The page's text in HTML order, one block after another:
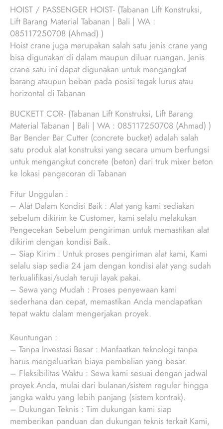
HOIST / PASSENGER HOIST- (Tabanan Lift Konstruksi,
Lift Barang Material Tabanan | Bali | WA :
085117250708 (Ahmad) )
Hoist crane juga merupakan salah satu jenis crane yang
bisa digunakan di dalam maupun diluar ruangan. Jenis
crane satu ini dapat digunakan untuk mengangkat
barang ataupun beban pada posisi tegak lurus atau
horizontal di Tabanan
BUCKETT COR- (Tabanan Lift Konstruksi, Lift Barang
Material Tabanan | Bali | WA : 085117250708 (Ahmad) )
Bar Bender Bar Cutter (concrete bucket) adalah salah
satu produk alat konstruksi yang secara umum berfungsi
untuk mengangkut concrete (beton) dari truk mixer beton
ke lokasi pengecoran di Tabanan
Fitur Unggulan :
– Alat Dalam Kondisi Baik : Alat yang kami sediakan
sebelum dikirim ke Customer, kami selalu melakukan
Pengecekan Sebelum pengiriman untuk memastikan alat
dikirim dengan kondisi Baik.
– Siap Kirim : Untuk proses pengiriman alat kami, Kami
selalu siap sedia 24 jam dengan kondisi alat yang sudah
terkualifikasi/sudah teruji layak pakai.
– Sewa yang Mudah : Proses penyewaan kami
sederhana dan cepat, memastikan Anda mendapatkan
tepat waktu dalam mengerjakan proyek.
Keuntungan :
– Tanpa Investasi Besar : Manfaatkan teknologi tanpa
harus mengeluarkan biaya pembelian yang besar.
– Fleksibilitas Waktu : Sewa kami sesuai dengan jadwal
proyek Anda, mulai dari bulanan/sistem reguler hingga
jangka waktu yang lebih panjang (sistem kontrak).
– Dukungan Teknis : Tim dukungan kami siap
memberikan panduan dan dukungan teknis terkait Kami,